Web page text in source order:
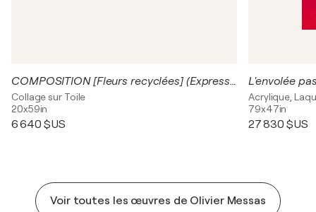
COMPOSITION [Fleurs recyclées] (Expression libre 2023)
Collage sur Toile
20x59in
6 640 $US
Acrylique,
79x47in
27 830 $US
Voir toutes les œuvres de Olivier Messas